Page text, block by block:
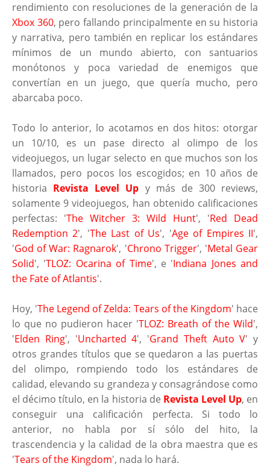
rendimiento con resoluciones de la generación de la
Xbox 360, pero fallando principalmente en su historia
y narrativa, pero también en replicar los estándares
mínimos de un mundo abierto, con santuarios
monótonos y poca variedad de enemigos que
convertían en un juego, que quería mucho, pero
abarcaba poco.
Todo lo anterior, lo acotamos en dos hitos: otorgar
un 10/10, es un pase directo al olimpo de los
videojuegos, un lugar selecto en que muchos son los
llamados, pero pocos los escogidos; en 10 años de
historia Revista Level Up y más de 300 reviews,
solamente 9 videojuegos, han obtenido calificaciones
perfectas: 'The Witcher 3: Wild Hunt', 'Red Dead
Redemption 2', 'The Last of Us', 'Age of Empires II',
'God of War: Ragnarok', 'Chrono Trigger', 'Metal Gear
Solid', 'TLOZ: Ocarina of Time', e 'Indiana Jones and
the Fate of Atlantis'.
Hoy, 'The Legend of Zelda: Tears of the Kingdom' hace
lo que no pudieron hacer 'TLOZ: Breath of the Wild',
'Elden Ring', 'Uncharted 4', 'Grand Theft Auto V' y
otros grandes títulos que se quedaron a las puertas
del olimpo, rompiendo todo los estándares de
calidad, elevando su grandeza y consagrándose como
el décimo título, en la historia de Revista Level Up, en
conseguir una calificación perfecta. Si todo lo
anterior, no habla por sí sólo del hito, la
trascendencia y la calidad de la obra maestra que es
'Tears of the Kingdom', nada lo hará.